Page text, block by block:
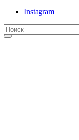
Instagram